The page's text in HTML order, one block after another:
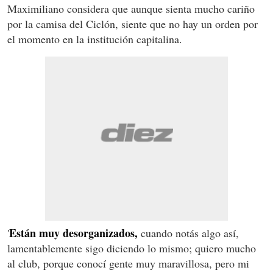
Maximiliano considera que aunque sienta mucho cariño
por la camisa del Ciclón, siente que no hay un orden por
el momento en la institución capitalina.
'Están muy desorganizados, cuando notás algo así,
lamentablemente sigo diciendo lo mismo; quiero mucho
al club, porque conocí gente muy maravillosa, pero mi